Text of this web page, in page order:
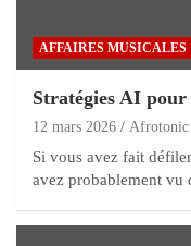
AFFAIRES MUSICALES
Stratégies AI
12 mars 2026 Afrotonic
Si vous avez fait
avez probablement vu